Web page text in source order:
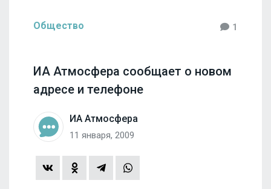
Общество 1
ИА Атмосфера сообщает о новом
адресе и телефоне
ИА Атмосфера
11 января, 2009